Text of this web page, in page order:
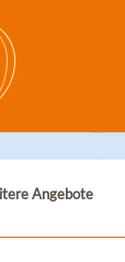
Angebote